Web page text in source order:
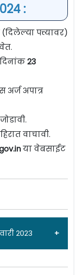
:
पत्त्यावर)
दिनांक23
अर्ज अपात्र
वाचावी.
या वेबसाईट
2023